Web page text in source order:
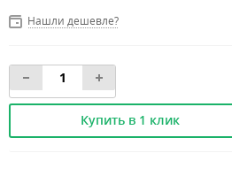
Нашли дешевле?
Купить в 1 клик